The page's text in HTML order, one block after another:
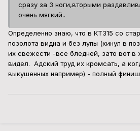
сразу за 3 ноги,вторыми
очень мягкий..
Определенно знаю, что в КТ315 со
позолота видна и без лупы (кинул в
их свежести -все бледней, зато вот в
видел. Адский труд их кромсать, а
выкушенных например) - полный